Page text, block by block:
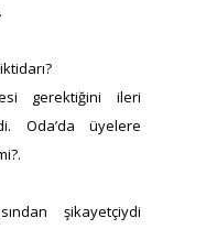
gerektiğini ileri
Oda’da üyelere
şikayetçiydi